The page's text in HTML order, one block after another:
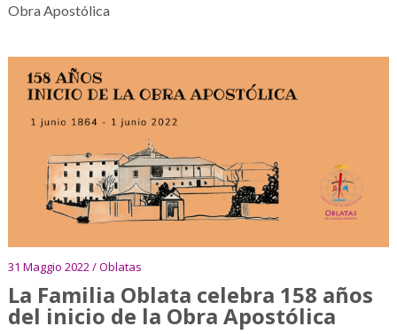
Obra Apostólica
31 Maggio 2022 / Oblatas
La Familia Oblata celebra 158 años
del inicio de la Obra Apostólica